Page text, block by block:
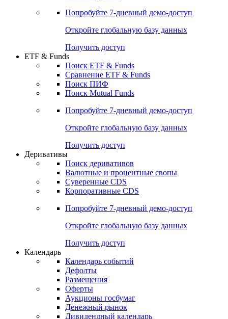
Попробуйте 7-дневный демо-доступ
Откройте глобальную базу данных
Получить доступ
ETF & Funds
Поиск ETF & Funds
Сравнение ETF & Funds
Поиск ПИФ
Поиск Mutual Funds
Попробуйте 7-дневный демо-доступ
Откройте глобальную базу данных
Получить доступ
Деривативы
Поиск деривативов
Валютные и процентные свопы
Суверенные CDS
Корпоративные CDS
Попробуйте 7-дневный демо-доступ
Откройте глобальную базу данных
Получить доступ
Календарь
Календарь событий
Дефолты
Размещения
Оферты
Аукционы госбумаг
Денежный рынок
Дивидендный календарь